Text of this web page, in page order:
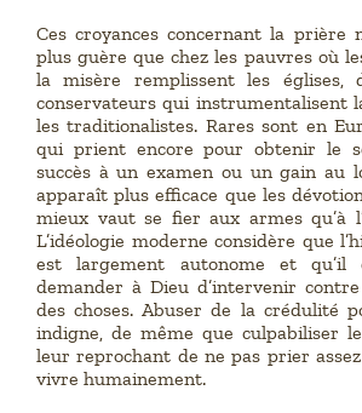
Ces croyances concernant la prière
plus guère que chez les pauvres où
la misère remplissent les églises,
conservateurs qui instrumentalisent
les traditionalistes. Rares sont en
qui prient encore pour obtenir le
succès à un examen ou un gain au
apparaît plus efficace que les
mieux vaut se fier aux armes qu’à
L’idéologie moderne considère que
est largement autonome et qu’il
demander à Dieu d’intervenir
des choses. Abuser de la crédulité
indigne, de même que culpabiliser
leur reprochant de ne pas prier
vivre humainement.